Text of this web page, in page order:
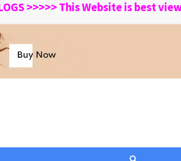
>>>>> This Website is best